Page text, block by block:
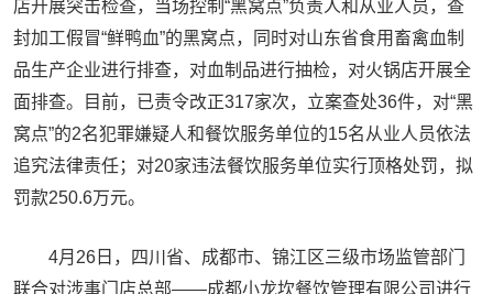
店开展突击检查，当场控制“黑窝点”负责人和从业人员，查
封加工假冒“鲜鸭血”的黑窝点，同时对山东省食用畜禽血制
品生产企业进行排查，对血制品进行抽检，对火锅店开展全
面排查。目前，已责令改正317家次，立案查处36件，对“黑
窝点”的2名犯罪嫌疑人和餐饮服务单位的15名从业人员依法
追究法律责任；对20家违法餐饮服务单位实行顶格处罚，拟
罚款250.6万元。
4月26日，四川省、成都市、锦江区三级市场监管部门
联合对涉事门店总部——成都小龙坎餐饮管理有限公司进行